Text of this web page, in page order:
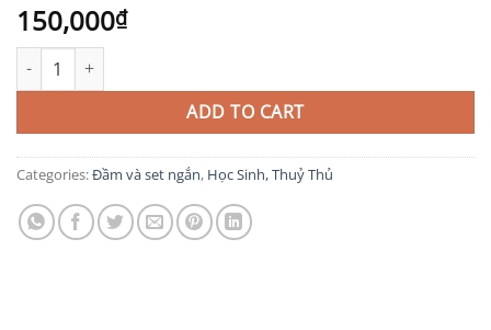
150,000₫
TIT393 quantity
ADD TO CART
Categories:Đầm và set ngắn, Học Sinh, Thuỷ Thủ